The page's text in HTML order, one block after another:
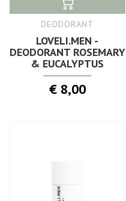
DEODORANT
LOVELI.MEN -
DEODORANT ROSEMARY
& EUCALYPTUS
€ 8,00